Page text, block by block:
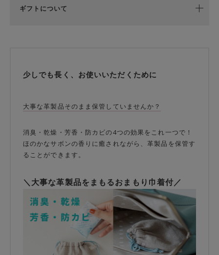
ギフトについて
少しでも長く、お使いいただくために
大事な革製品そのまま保管していませんか？
消臭・乾燥・芳香・防カビの4つの効果をこれ一つで！
ほのかなサボンの香りに癒されながら、革製品を保管す
ることができます。
＼大事な革製品をまもるおまもり巾着付／